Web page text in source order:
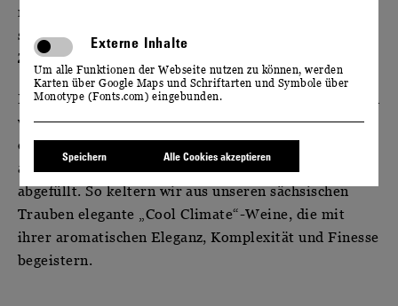
natürliche Frische. Eine mehrfache, selektive Lese
sorgt anschließend dafür, dass sie zum besten
Zeitpunkt unsere Manufaktur erreichen.
Die Qualität unserer Weine beginnt im Weinberg und
wird im Keller vollendet: Nur schonend gepresst,
dürfen sie hier in Ruhe reifen und werden
anschließend zum optimalen Zeitpunkt behutsam
abgefüllt. So keltern wir aus unseren sächsischen
Trauben elegante „Cool Climate“-Weine, die mit
ihrer aromatischen Eleganz, Komplexität und Finesse
begeistern.
Externe Inhalte
Um alle Funktionen der Webseite nutzen zu können, werden
Karten über Google Maps und Schriftarten und Symbole über
Monotype (Fonts.com) eingebunden.
Speichern Alle Cookies akzeptieren